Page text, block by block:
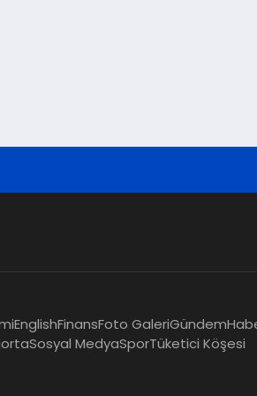
EnglishFinansFoto GaleriGündem
Sosyal MedyaSporTüketici Köşesi